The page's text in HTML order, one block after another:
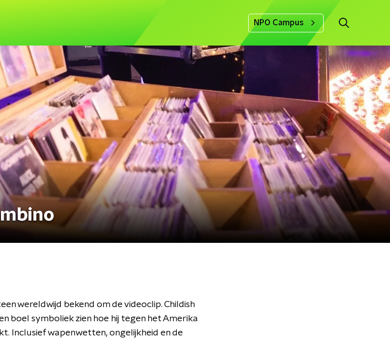
NPO Campus
wereldwijd bekend om de videoclip. Childish
boel symboliek zien hoe hij tegen het Amerika
Inclusief wapenwetten, ongelijkheid en de